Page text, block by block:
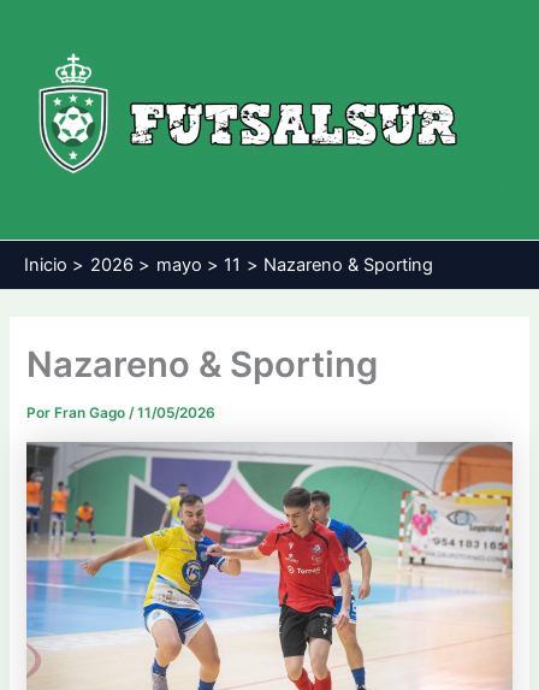
contenido
Inicio 2026 mayo 11 Nazareno & Sporting
Nazareno & Sporting
PorFran Gago /11/05/2026